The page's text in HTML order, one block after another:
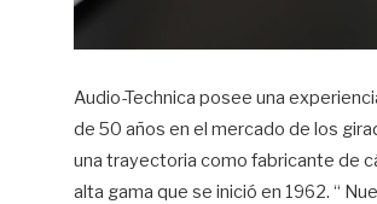
Audio-Technica posee una
de 50 años en el mercado de los
una trayectoria como fabricante de
alta gama que se inició en 1962. “